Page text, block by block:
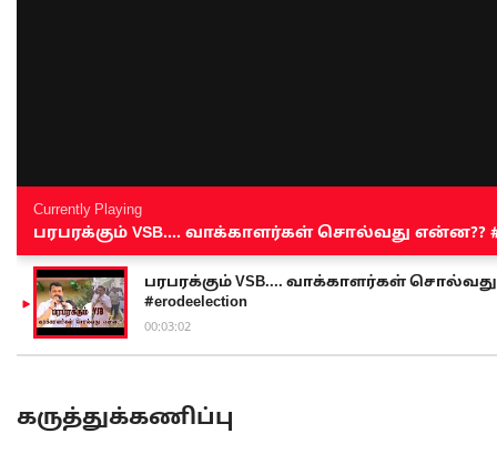
Currently Playing
பரபரக்கும் VSB.... வாக்காளர்கள் சொல்வது என்ன??
பரபரக்கும் VSB.... வாக்காளர்கள் சொல்வது
#erodeelection
00:03:02
கருத்துக்கணிப்பு